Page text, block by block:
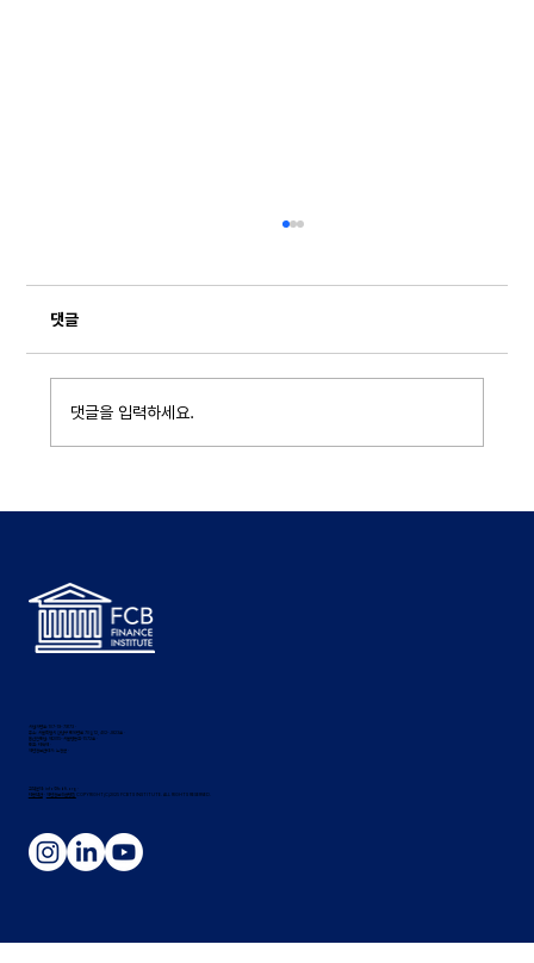
댓글
댓글을 입력하세요.
사업자번호: 107-19-79173 ·
주소: 서울특별시 강남구 테헤란로 70길 12, 402-J823호 ·
통신판매업: 제2015-서울영등포-1572호 ·
대표: 이혁재 ·
개인정보관리자: 노정균 ·
고객문의: info @fcbfi.org
이용약관· 개인정보취급방침 COPYRIGHT(C)2025 FCBTS INSTITUTE. ALL RIGHTS RESERVED.